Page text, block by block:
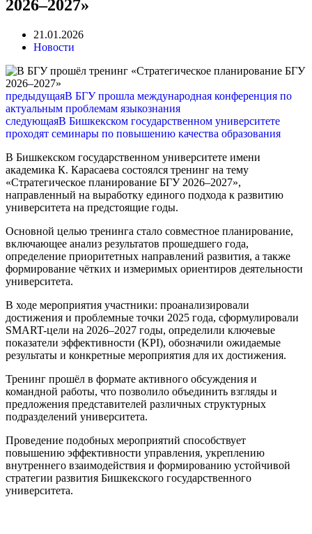
2026–2027»
21.01.2026
Новости
предыдущаяВ БГУ прошла международная конференция по
актуальным проблемам языкознания
следующаяВ Бишкекском государственном университете
проходят семинары по повышению качества образования
В Бишкекском государственном университете имени
академика К. Карасаева состоялся тренинг на тему
«Стратегическое планирование БГУ 2026–2027»,
направленный на выработку единого подхода к развитию
университета на предстоящие годы.
Основной целью тренинга стало совместное планирование,
включающее анализ результатов прошедшего года,
определение приоритетных направлений развития, а также
формирование чётких и измеримых ориентиров деятельности
университета.
В ходе мероприятия участники: проанализировали
достижения и проблемные точки 2025 года, сформулировали
SMART-цели на 2026–2027 годы, определили ключевые
показатели эффективности (KPI), обозначили ожидаемые
результаты и конкретные мероприятия для их достижения.
Тренинг прошёл в формате активного обсуждения и
командной работы, что позволило объединить взгляды и
предложения представителей различных структурных
подразделений университета.
Проведение подобных мероприятий способствует
повышению эффективности управления, укреплению
внутреннего взаимодействия и формированию устойчивой
стратегии развития Бишкекского государственного
университета.